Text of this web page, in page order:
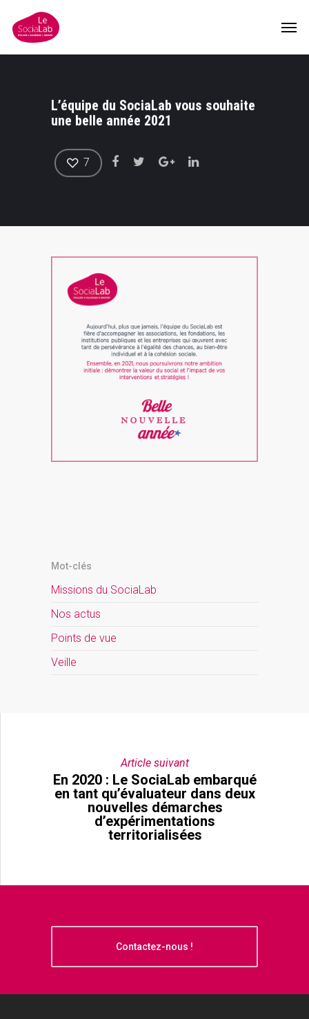
L’équipe du SociaLab vous souhaite
une belle année 2021
7
Mot-clés
Missions du SociaLab
Nos actus
Points de vue
Veille
Article suivant
En 2020 : Le SociaLab embarqué
en tant qu’évaluateur dans deux
nouvelles démarches
d’expérimentations
territorialisées
Contactez-nous !